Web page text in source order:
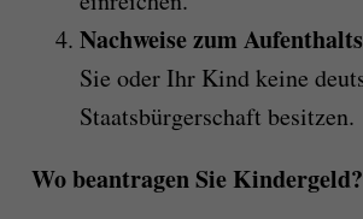
Nachweise zum
Sie oder Ihr Kind keine
Staatsbürgerschaft besitzen.
Wo beantragen Sie Kindergeld?